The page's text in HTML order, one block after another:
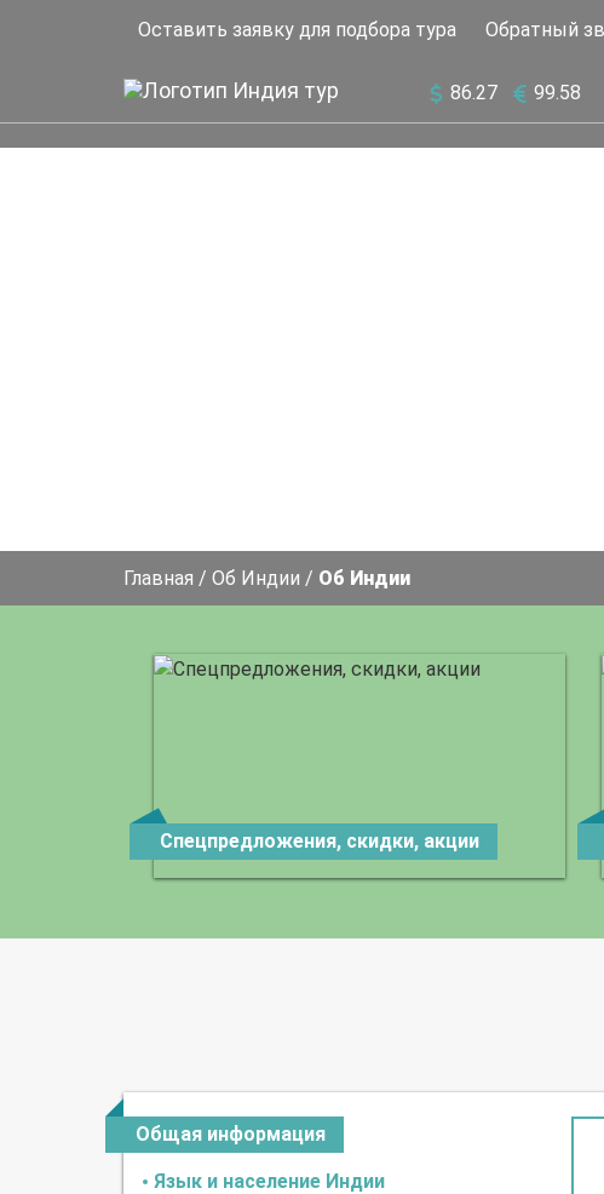
Оставить заявку для подбора тура Обратный
86.27
99.58
Главная / Об Индии / Об Индии
Спецпредложения, скидки, акции
Общая информация
Язык и население Индии